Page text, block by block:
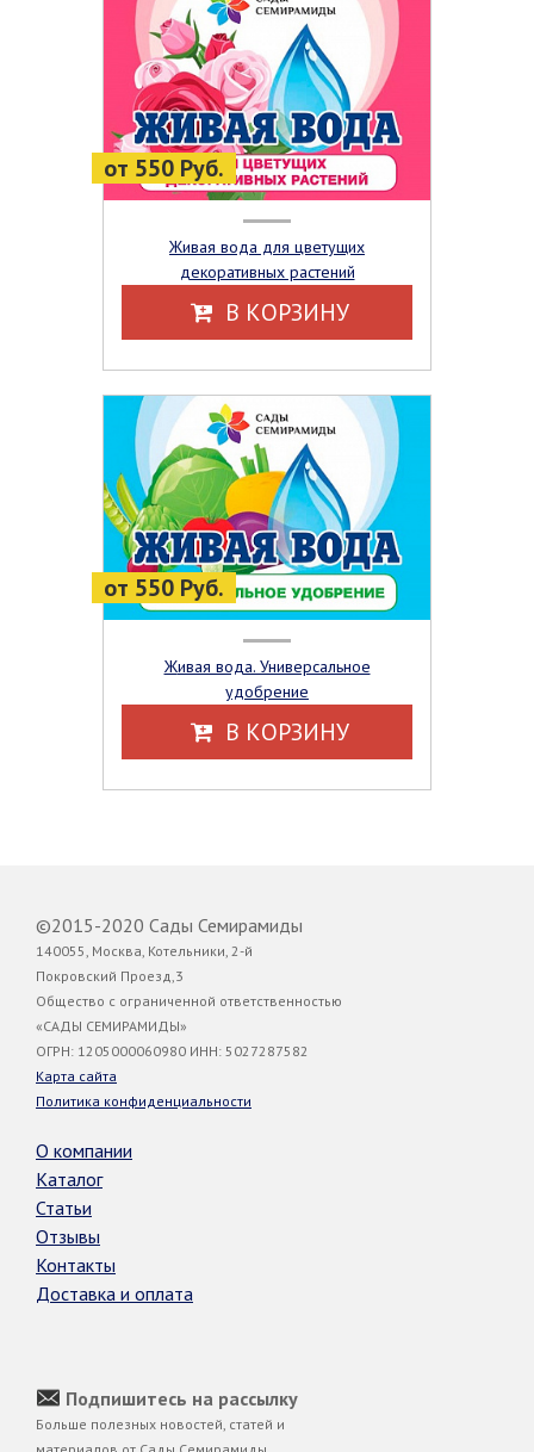
от 550 Руб.
Живая вода для цветущих
декоративных растений
В КОРЗИНУ
от 550 Руб.
Живая вода. Универсальное
удобрение
В КОРЗИНУ
©2015-2020 Сады Семирамиды
140055, Москва, Котельники, 2-й
Покровский Проезд,3
Общество с ограниченной ответственностью
«САДЫ СЕМИРАМИДЫ»
ОГРН: 1205000060980 ИНН: 5027287582
Карта сайта
Политика конфиденциальности
О компании
Каталог
Статьи
Отзывы
Контакты
Доставка и оплата
Подпишитесь на рассылку
Больше полезных новостей, статей и